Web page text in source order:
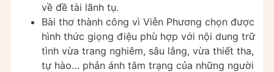
về đề tài lãnh tụ.
Bài thơ thành công vì Viễn Phương chọn được
hình thức giọng điệu phù hợp với nội dung trữ
tình vừa trang nghiêm, sâu lắng, vừa thiết tha,
tự hào… phản ánh tâm trạng của những người